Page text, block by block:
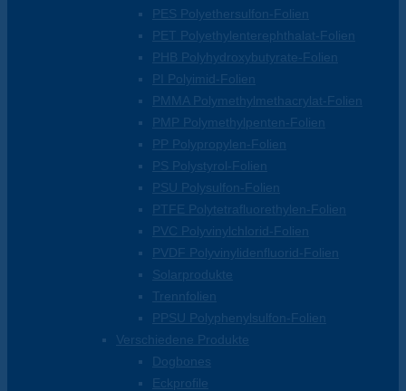
PES Polyethersulfon-Folien
PET Polyethylenterephthalat-Folien
PHB Polyhydroxybutyrate-Folien
PI Polyimid-Folien
PMMA Polymethylmethacrylat-Folien
PMP Polymethylpenten-Folien
PP Polypropylen-Folien
PS Polystyrol-Folien
PSU Polysulfon-Folien
PTFE Polytetrafluorethylen-Folien
PVC Polyvinylchlorid-Folien
PVDF Polyvinylidenfluorid-Folien
Solarprodukte
Trennfolien
PPSU Polyphenylsulfon-Folien
Verschiedene Produkte
Dogbones
Eckprofile